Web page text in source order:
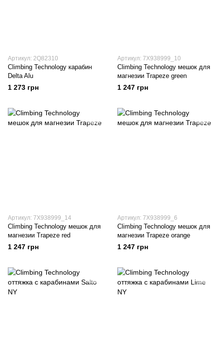
Артикул: 2Q82310
Climbing Technology карабин
Delta Alu
1 273 грн
Артикул: 7X938999_10
Climbing Technology мешок для
магнезии Trapeze green
1 247 грн
Артикул: 7X938999_14
Climbing Technology мешок для
магнезии Trapeze red
1 247 грн
Артикул: 7X938999_6
Climbing Technology мешок для
магнезии Trapeze orange
1 247 грн